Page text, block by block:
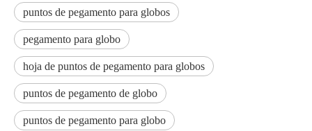
puntos de pegamento para globos
pegamento para globo
hoja de puntos de pegamento para globos
puntos de pegamento de globo
puntos de pegamento para globo